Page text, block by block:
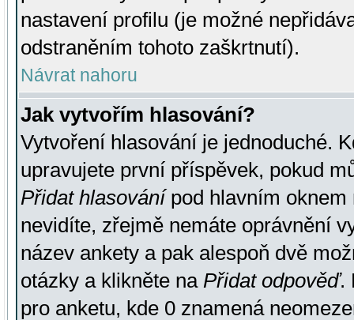
nastavení profilu (je možné
odstraněním tohoto zaškrtnutí).
Návrat nahoru
Jak vytvořím hlasování?
Vytvoření hlasování je jednoduché.
upravujete první příspěvek, pokud
Přidat hlasovánípod hlavním oknem
nevidíte, zřejmě nemáte oprávnění
název ankety a pak alespoň dvě
otázky a klikněte na Přidat odpověď.
pro anketu, kde 0 znamená